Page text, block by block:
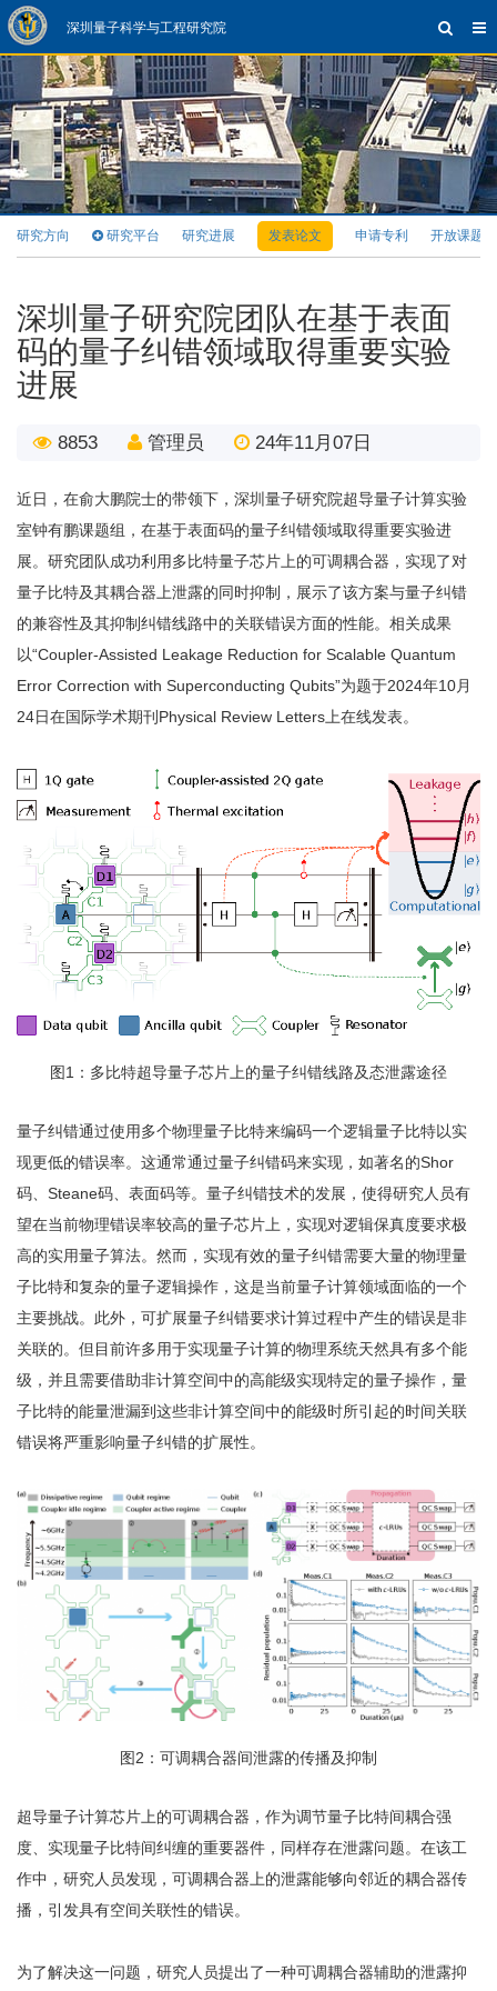
深圳量子科学与工程研究院
研究方向 研究平台 研究进展 发表论文 申请专利 开放课题
深圳量子研究院团队在基于表面
码的量子纠错领域取得重要实验
进展
8853 管理员 24年11月07日
近日，在俞大鹏院士的带领下，深圳量子研究院超导量子计算实验
室钟有鹏课题组，在基于表面码的量子纠错领域取得重要实验进
展。研究团队成功利用多比特量子芯片上的可调耦合器，实现了对
量子比特及其耦合器上泄露的同时抑制，展示了该方案与量子纠错
的兼容性及其抑制纠错线路中的关联错误方面的性能。相关成果
以“Coupler-Assisted Leakage Reduction for Scalable Quantum
Error Correction with Superconducting Qubits”为题于2024年10月
24日在国际学术期刊Physical Review Letters上在线发表。
图1：多比特超导量子芯片上的量子纠错线路及态泄露途径
量子纠错通过使用多个物理量子比特来编码一个逻辑量子比特以实
现更低的错误率。这通常通过量子纠错码来实现，如著名的Shor
码、Steane码、表面码等。量子纠错技术的发展，使得研究人员有
望在当前物理错误率较高的量子芯片上，实现对逻辑保真度要求极
高的实用量子算法。然而，实现有效的量子纠错需要大量的物理量
子比特和复杂的量子逻辑操作，这是当前量子计算领域面临的一个
主要挑战。此外，可扩展量子纠错要求计算过程中产生的错误是非
关联的。但目前许多用于实现量子计算的物理系统天然具有多个能
级，并且需要借助非计算空间中的高能级实现特定的量子操作，量
子比特的能量泄漏到这些非计算空间中的能级时所引起的时间关联
错误将严重影响量子纠错的扩展性。
图2：可调耦合器间泄露的传播及抑制
超导量子计算芯片上的可调耦合器，作为调节量子比特间耦合强
度、实现量子比特间纠缠的重要器件，同样存在泄露问题。在该工
作中，研究人员发现，可调耦合器上的泄露能够向邻近的耦合器传
播，引发具有空间关联性的错误。
为了解决这一问题，研究人员提出了一种可调耦合器辅助的泄露抑